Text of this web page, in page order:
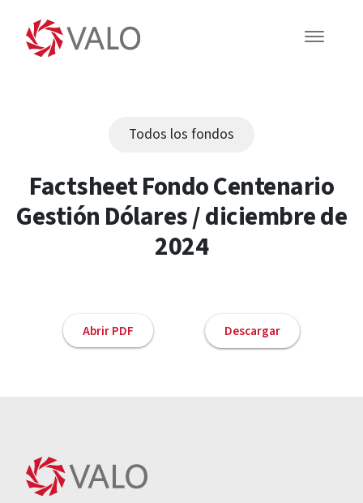
Todos los fondos
Factsheet Fondo Centenario
Gestión Dólares / diciembre de
2024
Abrir PDF Descargar